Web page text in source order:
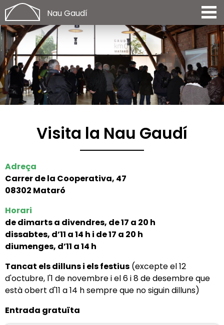
Nau Gaudí
Visita la Nau Gaudí
Adreça
Carrer de la Cooperativa, 47
08302 Mataró
Horari
de dimarts a divendres, de 17 a 20 h
dissabtes, d’11 a 14 h i de 17 a 20 h
diumenges, d’11 a 14 h
Tancat els dilluns i els festius (excepte el 12
d'octubre, l'1 de novembre i el 6 i 8 de desembre que
està obert d'11 a 14 h sempre que no siguin dilluns)
Entrada gratuïta